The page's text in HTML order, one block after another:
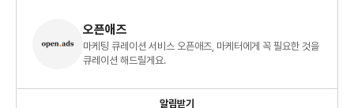
오픈애즈
마케팅 큐레이션 서비스 오픈애즈, 마케터에게 꼭 필요한 것을
큐레이션 해드릴게요.
알림받기